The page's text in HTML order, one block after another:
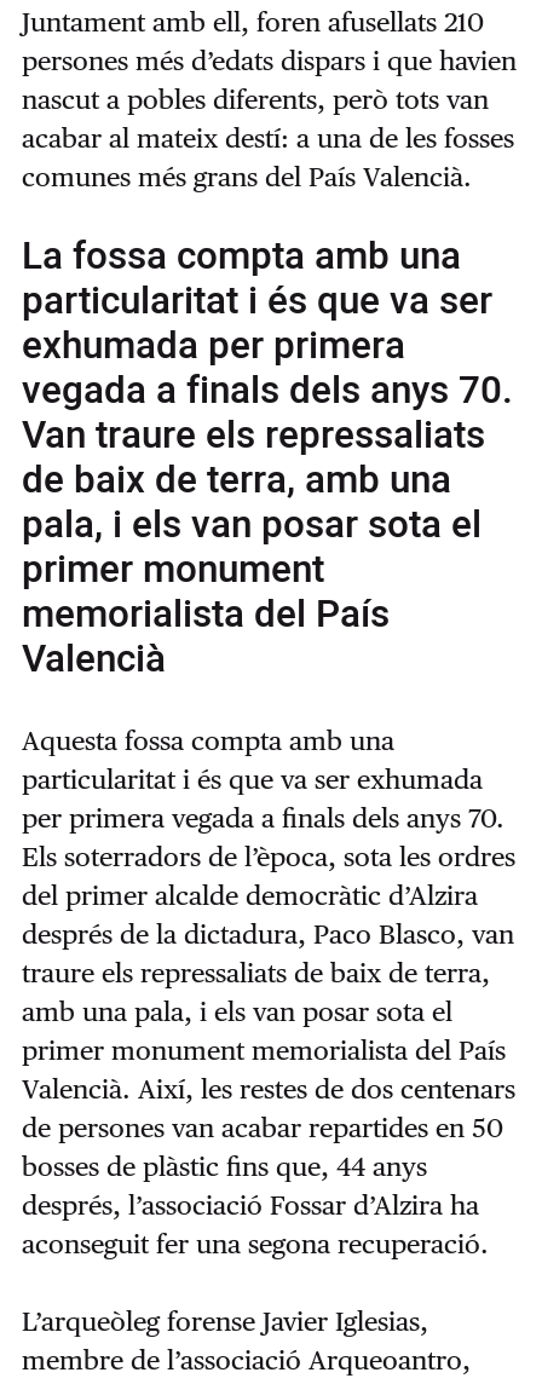
Juntament amb ell, foren afusellats 210
persones més d’edats dispars i que havien
nascut a pobles diferents, però tots van
acabar al mateix destí: a una de les fosses
comunes més grans del País Valencià.
La fossa compta amb una
particularitat i és que va ser
exhumada per primera
vegada a finals dels anys 70.
Van traure els repressaliats
de baix de terra, amb una
pala, i els van posar sota el
primer monument
memorialista del País
Valencià
Aquesta fossa compta amb una
particularitat i és que va ser exhumada
per primera vegada a finals dels anys 70.
Els soterradors de l’època, sota les ordres
del primer alcalde democràtic d’Alzira
després de la dictadura, Paco Blasco, van
traure els repressaliats de baix de terra,
amb una pala, i els van posar sota el
primer monument memorialista del País
Valencià. Així, les restes de dos centenars
de persones van acabar repartides en 50
bosses de plàstic fins que, 44 anys
després, l’associació Fossar d’Alzira ha
aconseguit fer una segona recuperació.
L’arqueòleg forense Javier Iglesias,
membre de l’associació Arqueoantro,